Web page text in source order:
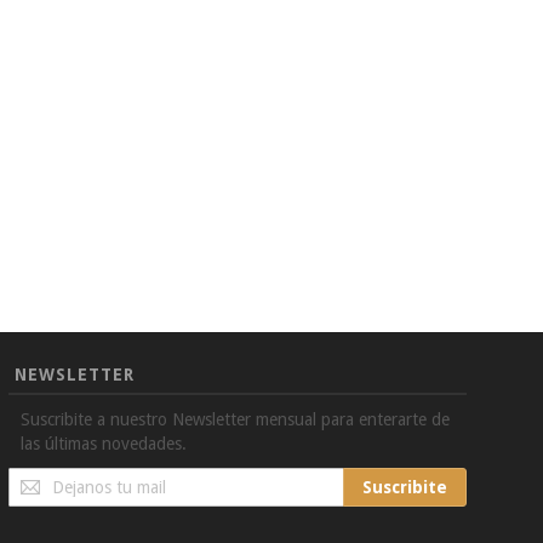
NEWSLETTER
Suscribite a nuestro Newsletter mensual para enterarte de
las últimas novedades.
Sign
Up
Suscribite